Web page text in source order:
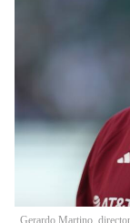
Gerardo Martino,